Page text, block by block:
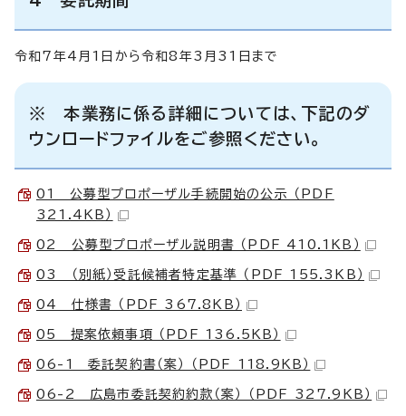
令和7年4月1日から令和8年3月31日まで
※ 本業務に係る詳細については、下記のダ
ウンロードファイルをご参照ください。
01 公募型プロポーザル手続開始の公示 （PDF
321.4KB）
02 公募型プロポーザル説明書 （PDF 410.1KB）
03 （別紙）受託候補者特定基準 （PDF 155.3KB）
04 仕様書 （PDF 367.8KB）
05 提案依頼事項 （PDF 136.5KB）
06-1 委託契約書（案） （PDF 118.9KB）
06-2 広島市委託契約約款（案） （PDF 327.9KB）